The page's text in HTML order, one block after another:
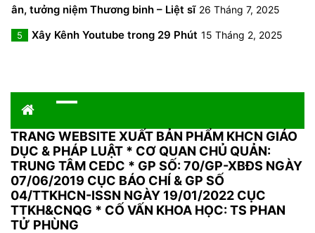
ân, tưởng niệm Thương binh – Liệt sĩ 26 Tháng 7, 2025
5 Xây Kênh Youtube trong 29 Phút 15 Tháng 2, 2025
TRANG WEBSITE XUẤT BẢN PHẨM KHCN GIÁO
DỤC & PHÁP LUẬT * CƠ QUAN CHỦ QUẢN:
TRUNG TÂM CEDC * GP SỐ: 70/GP-XBĐS NGÀY
07/06/2019 CỤC BÁO CHÍ & GP SỐ
04/TTKHCN-ISSN NGÀY 19/01/2022 CỤC
TTKH&CNQG * CỐ VẤN KHOA HỌC: TS PHAN
TỬ PHÙNG